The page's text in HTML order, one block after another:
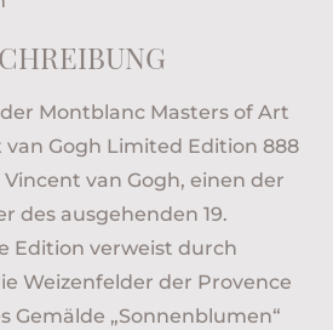
der Montblanc Masters of Art
Gogh Limited Edition 888
van Gogh, einen der
des ausgehenden 19.
Edition verweist durch
Weizenfelder der Provence
Gemälde „Sonnenblumen“